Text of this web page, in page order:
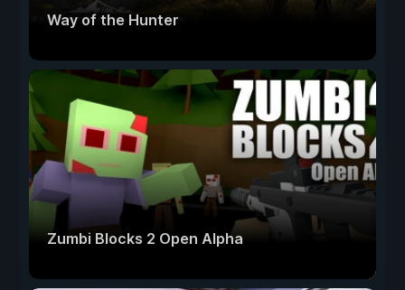
Way of the Hunter
Zumbi Blocks 2 Open Alpha